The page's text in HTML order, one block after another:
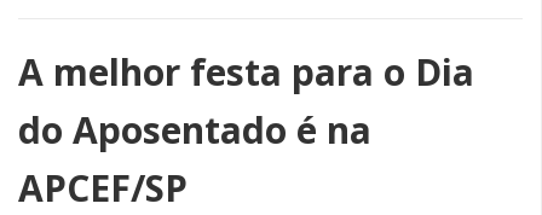
A melhor festa para o Dia
do Aposentado é na
APCEF/SP